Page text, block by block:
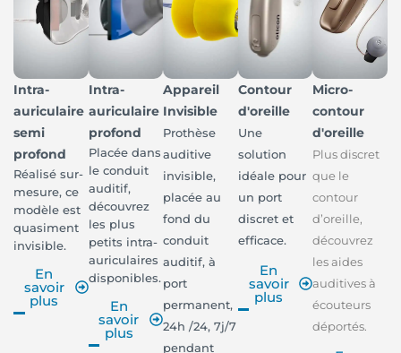
Intra-
auriculaire
semi
profond
Réalisé sur-
mesure, ce
modèle est
quasiment
invisible.
En
savoir
plus
Intra-
auriculaire
profond
Placée dans
le conduit
auditif,
découvrez
les plus
petits intra-
auriculaires
disponibles.
En
savoir
plus
Appareil
Invisible
Prothèse
auditive
invisible,
placée au
fond du
conduit
auditif, à
port
permanent,
24h /24, 7j/7
pendant
Contour
d'oreille
Une
solution
idéale pour
un port
discret et
efficace.
En
savoir
plus
Micro-
contour
d'oreille
Plus discret
que le
contour
d’oreille,
découvrez
les aides
auditives à
écouteurs
déportés.